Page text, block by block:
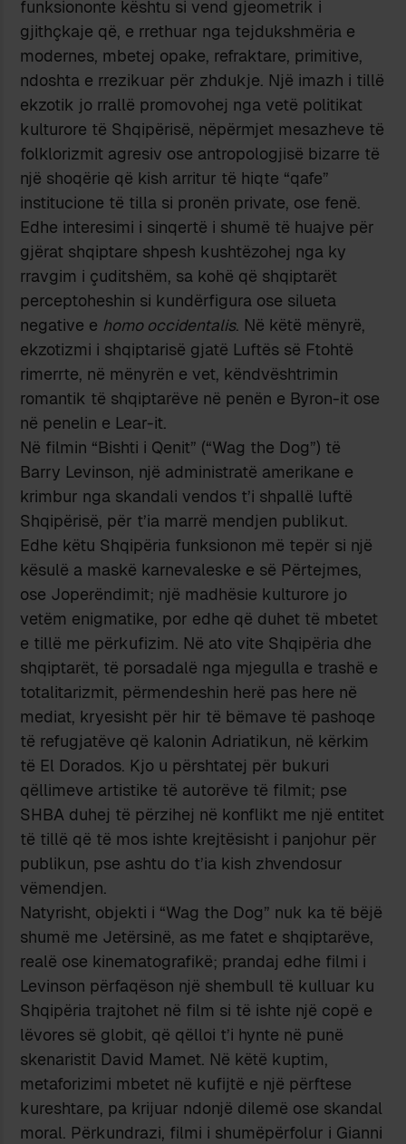
funksiononte kështu si vend gjeometrik i
gjithçkaje që, e rrethuar nga tejdukshmëria e
modernes, mbetej opake, refraktare, primitive,
ndoshta e rrezikuar për zhdukje. Një imazh i tillë
ekzotik jo rrallë promovohej nga vetë politikat
kulturore të Shqipërisë, nëpërmjet mesazheve të
folklorizmit agresiv ose antropologjisë bizarre të
një shoqërie që kish arritur të hiqte “qafe”
institucione të tilla si pronën private, ose fenë.
Edhe interesimi i sinqertë i shumë të huajve për
gjërat shqiptare shpesh kushtëzohej nga ky
rravgim i çuditshëm, sa kohë që shqiptarët
perceptoheshin si kundërfigura ose silueta
negative e homo occidentalis. Në këtë mënyrë,
ekzotizmi i shqiptarisë gjatë Luftës së Ftohtë
rimerrte, në mënyrën e vet, këndvështrimin
romantik të shqiptarëve në penën e Byron-it ose
në penelin e Lear-it.
Në filmin “Bishti i Qenit” (“Wag the Dog”) të
Barry Levinson, një administratë amerikane e
krimbur nga skandali vendos t’i shpallë luftë
Shqipërisë, për t’ia marrë mendjen publikut.
Edhe këtu Shqipëria funksionon më tepër si një
kësulë a maskë karnevaleske e së Përtejmes,
ose Joperëndimit; një madhësie kulturore jo
vetëm enigmatike, por edhe që duhet të mbetet
e tillë me përkufizim. Në ato vite Shqipëria dhe
shqiptarët, të porsadalë nga mjegulla e trashë e
totalitarizmit, përmendeshin herë pas here në
mediat, kryesisht për hir të bëmave të pashoqe
të refugjatëve që kalonin Adriatikun, në kërkim
të El Dorados. Kjo u përshtatej për bukuri
qëllimeve artistike të autorëve të filmit; pse
SHBA duhej të përzihej në konflikt me një entitet
të tillë që të mos ishte krejtësisht i panjohur për
publikun, pse ashtu do t’ia kish zhvendosur
vëmendjen.
Natyrisht, objekti i “Wag the Dog” nuk ka të bëjë
shumë me Jetërsinë, as me fatet e shqiptarëve,
realë ose kinematografikë; prandaj edhe filmi i
Levinson përfaqëson një shembull të kulluar ku
Shqipëria trajtohet në film si të ishte një copë e
lëvores së globit, që qëlloi t’i hynte në punë
skenaristit David Mamet. Në këtë kuptim,
metaforizimi mbetet në kufijtë e një përftese
kureshtare, pa krijuar ndonjë dilemë ose skandal
moral. Përkundrazi, filmi i shumëpërfolur i Gianni